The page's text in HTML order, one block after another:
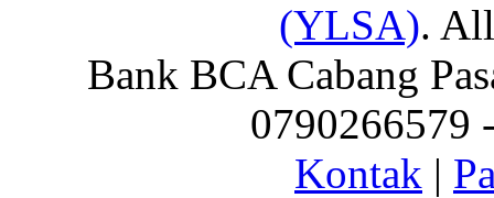
(YLSA).
Bank BCA Cabang
0790266579
Kontak |